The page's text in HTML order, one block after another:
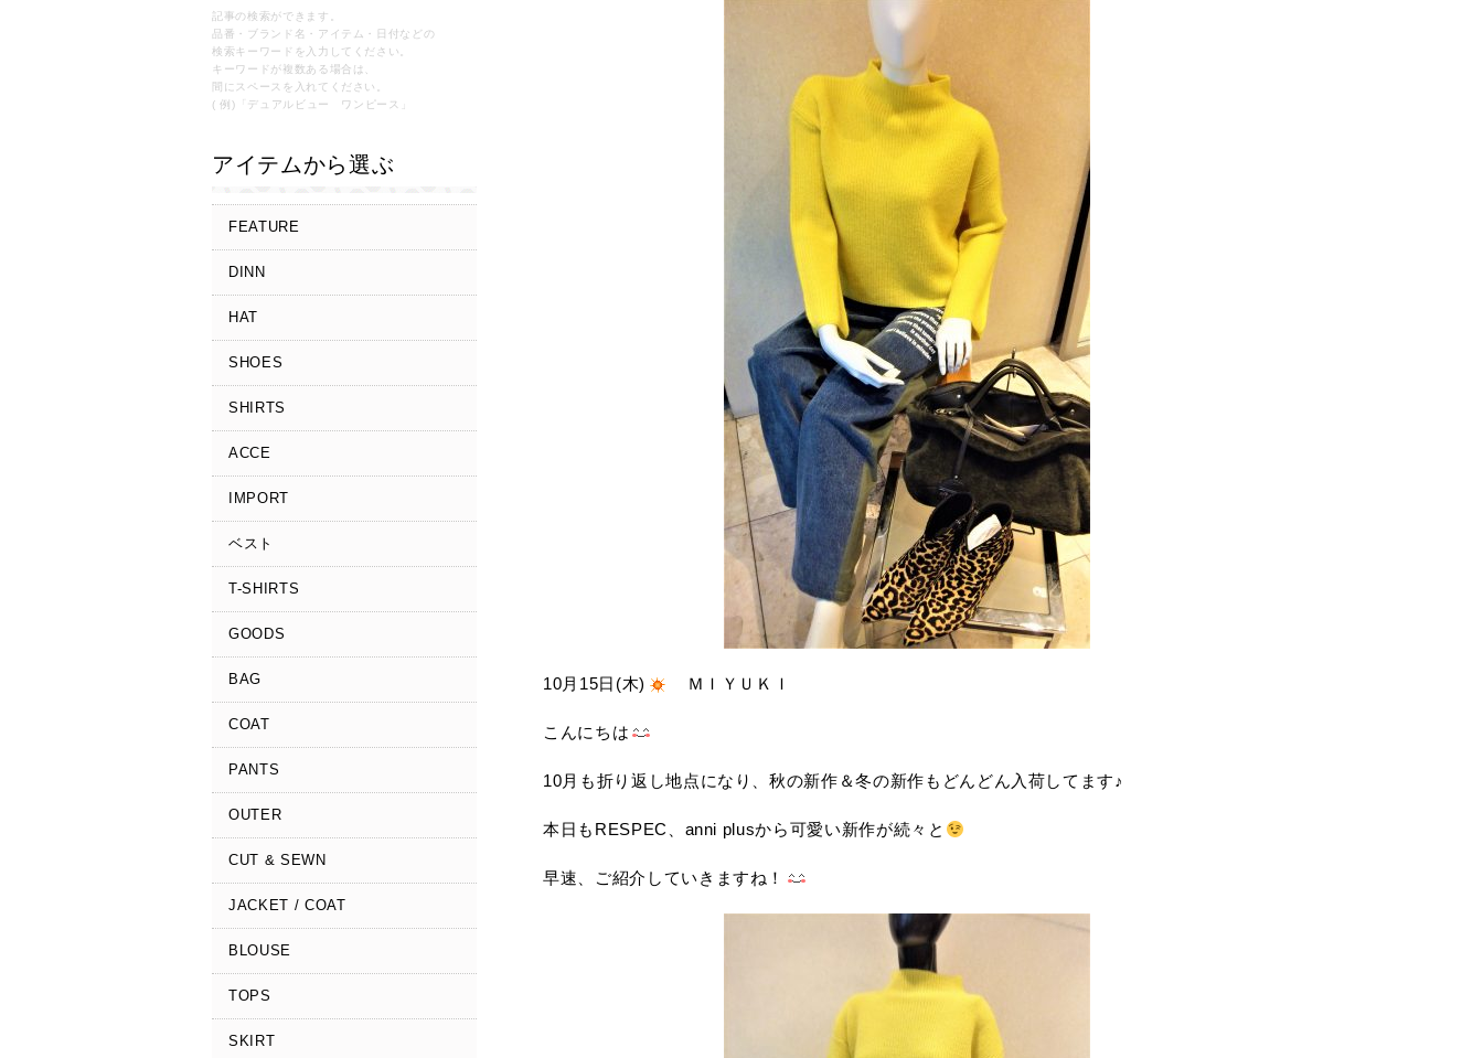
記事の検索ができます。
品番・ブランド名・アイテム・日付などの
検索キーワードを入力してください。
キーワードが複数ある場合は、
間にスペースを入れてください。
( 例)「デュアルビュー ワンピース」
アイテムから選ぶ
FEATURE
DINN
HAT
SHOES
SHIRTS
ACCE
IMPORT
ベスト
T-SHIRTS
GOODS
BAG
COAT
PANTS
OUTER
CUT & SEWN
JACKET / COAT
BLOUSE
TOPS
SKIRT
10月15日(木) ＭＩＹＵＫＩ
こんにちは
10月も折り返し地点になり、秋の新作＆冬の新作もどんどん入荷してます♪
本日もRESPEC、anni plusから可愛い新作が続々と
早速、ご紹介していきますね！